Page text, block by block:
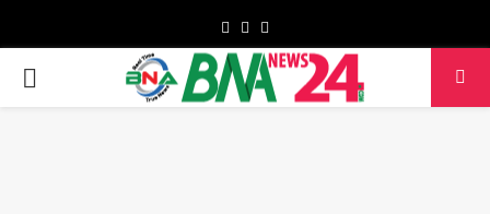
Facebook
Twitter
PRIMARY